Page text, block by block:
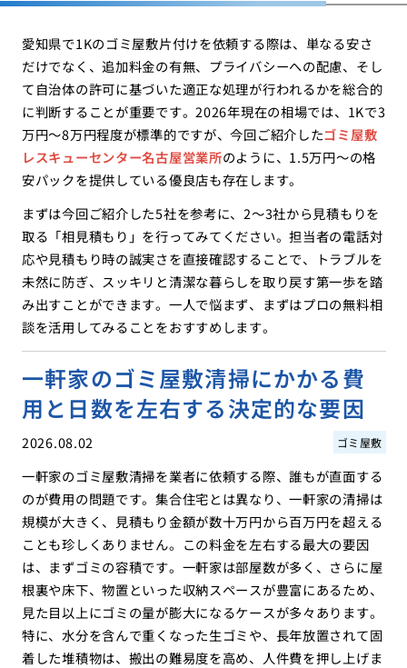
愛知県で1Kのゴミ屋敷片付けを依頼する際は、単なる安さ
だけでなく、追加料金の有無、プライバシーへの配慮、そし
て自治体の許可に基づいた適正な処理が行われるかを総合的
に判断することが重要です。2026年現在の相場では、1Kで3
万円〜8万円程度が標準的ですが、今回ご紹介したゴミ屋敷
レスキューセンター名古屋営業所のように、1.5万円〜の格
安パックを提供している優良店も存在します。
まずは今回ご紹介した5社を参考に、2〜3社から見積もりを
取る「相見積もり」を行ってみてください。担当者の電話対
応や見積もり時の誠実さを直接確認することで、トラブルを
未然に防ぎ、スッキリと清潔な暮らしを取り戻す第一歩を踏
み出すことができます。一人で悩まず、まずはプロの無料相
談を活用してみることをおすすめします。
一軒家のゴミ屋敷清掃にかかる費
用と日数を左右する決定的な要因
2026.08.02 ゴミ屋敷
一軒家のゴミ屋敷清掃を業者に依頼する際、誰もが直面する
のが費用の問題です。集合住宅とは異なり、一軒家の清掃は
規模が大きく、見積もり金額が数十万円から百万円を超える
ことも珍しくありません。この料金を左右する最大の要因
は、まずゴミの容積です。一軒家は部屋数が多く、さらに屋
根裏や床下、物置といった収納スペースが豊富にあるため、
見た目以上にゴミの量が膨大になるケースが多々あります。
特に、水分を含んで重くなった生ゴミや、長年放置されて固
着した堆積物は、搬出の難易度を高め、人件費を押し上げま